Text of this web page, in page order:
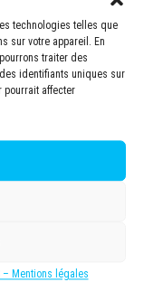
technologies telles que
sur votre appareil. En
traiter des
identifiants uniques sur
pourrait affecter
– Mentions légales
alliant
pratiques.
et travaux
en milieu
(formats
des
une plateforme
formation